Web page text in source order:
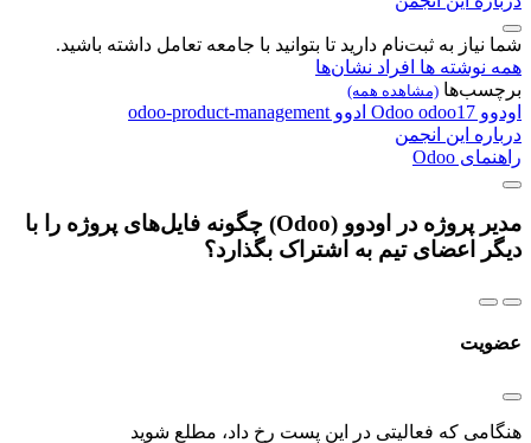
شما نیاز به ثبت‌نام دارید تا بتوانید با جامعه تعامل داشته باشید.
همه نوشته ها افراد نشان‌ها
برچسب‌ها (مشاهده همه)
اودوو Odoo odoo17 ادوو odoo-product-management
درباره این انجمن
راهنمای Odoo
مدیر پروژه در اودوو (Odoo) چگونه فایل‌های پروژه را با
دیگر اعضای تیم به اشتراک بگذارد؟
عضویت
هنگامی که فعالیتی در این پست رخ داد، مطلع شوید